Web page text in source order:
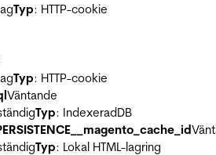
Typ: HTTP-cookie
Typ: HTTP-cookie
Väntande
Typ: IndexeradDB
Typ: Lokal HTML-lagring